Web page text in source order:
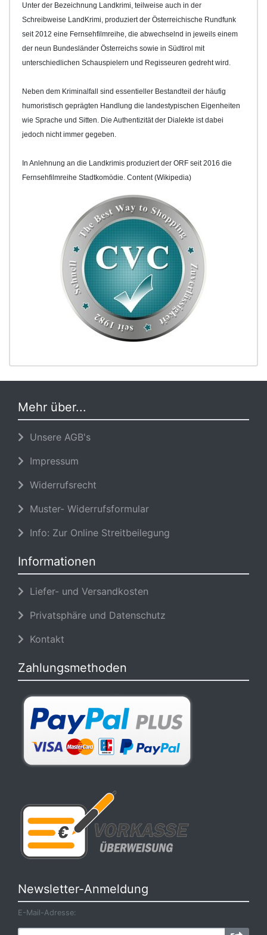
Unter der Bezeichnung Landkrimi, teilweise auch in der
Schreibweise LandKrimi, produziert der Österreichische Rundfunk
seit 2012 eine Fernsehfilmreihe, die abwechselnd in jeweils einem
der neun Bundesländer Österreichs sowie in Südtirol mit
unterschiedlichen Schauspielern und Regisseuren gedreht wird.
Neben dem Kriminalfall sind essentieller Bestandteil der häufig
humoristisch geprägten Handlung die landestypischen Eigenheiten
wie Sprache und Sitten. Die Authentizität der Dialekte ist dabei
jedoch nicht immer gegeben.
In Anlehnung an die Landkrimis produziert der ORF seit 2016 die
Fernsehfilmreihe Stadtkomödie. Content (Wikipedia)
Mehr über...
Unsere AGB's
Impressum
Widerrufsrecht
Muster- Widerrufsformular
Info: Zur Online Streitbeilegung
Informationen
Liefer- und Versandkosten
Privatsphäre und Datenschutz
Kontakt
Zahlungsmethoden
Newsletter-Anmeldung
E-Mail-Adresse: